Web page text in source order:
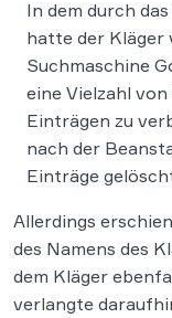
In dem durch
hatte der Kläger
Suchmaschine
eine Vielzahl
Einträgen zu
nach der
Einträge
Allerdings
des Namens des
dem Kläger
verlangte